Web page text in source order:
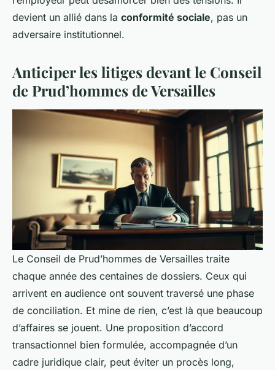
devient un allié dans la conformité sociale, pas un
adversaire institutionnel.
Anticiper les litiges devant le Conseil
de Prud’hommes de Versailles
Le Conseil de Prud’hommes de Versailles traite
chaque année des centaines de dossiers. Ceux qui
arrivent en audience ont souvent traversé une phase
de conciliation. Et mine de rien, c’est là que beaucoup
d’affaires se jouent. Une proposition d’accord
transactionnel bien formulée, accompagnée d’un
cadre juridique clair, peut éviter un procès long,